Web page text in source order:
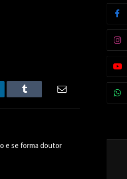
Tumblr
e se forma doutor